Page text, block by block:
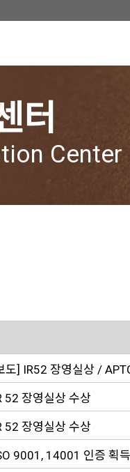
터
Center
도] IR52 장영실상 /
52 장영실상 수상
52 장영실상 수상
9001, 14001 인증 획득